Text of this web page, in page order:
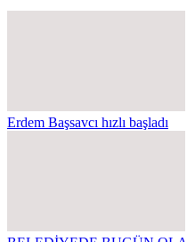
Erdem Başsavcı hızlı başladı